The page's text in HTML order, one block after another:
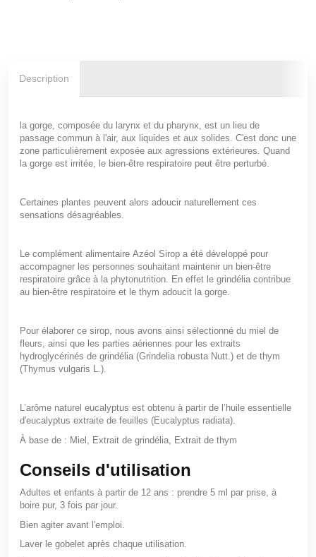
Description
la gorge, composée du larynx et du pharynx, est un lieu de
passage commun à l'air, aux liquides et aux solides. C'est donc une
zone particulièrement exposée aux agressions extérieures. Quand
la gorge est irritée, le bien-être respiratoire peut être perturbé.
Certaines plantes peuvent alors adoucir naturellement ces
sensations désagréables.
Le complément alimentaire Azéol Sirop a été développé pour
accompagner les personnes souhaitant maintenir un bien-être
respiratoire grâce à la phytonutrition. En effet le grindélia contribue
au bien-être respiratoire et le thym adoucit la gorge.
Pour élaborer ce sirop, nous avons ainsi sélectionné du miel de
fleurs, ainsi que les parties aériennes pour les extraits
hydroglycérinés de grindélia (Grindelia robusta Nutt.) et de thym
(Thymus vulgaris L.).
L’arôme naturel eucalyptus est obtenu à partir de l’huile essentielle
d'eucalyptus extraite de feuilles (Eucalyptus radiata).
À base de : Miel, Extrait de grindélia, Extrait de thym
Conseils d'utilisation
Adultes et enfants à partir de 12 ans : prendre 5 ml par prise, à
boire pur, 3 fois par jour.
Bien agiter avant l'emploi.
Laver le gobelet après chaque utilisation.